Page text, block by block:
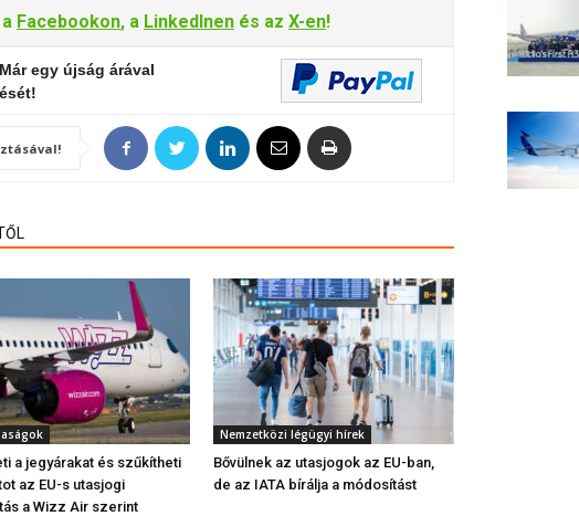
a Facebookon, a LinkedInen és az X-en!
egy újság árával
a jegyárakat és szűkítheti
az EU-s utasjogi
a Wizz Air szerint
Nemzetközi légügyi hírek
Bővülnek az utasjogok az EU-ban,
de az IATA bírálja a módosítást